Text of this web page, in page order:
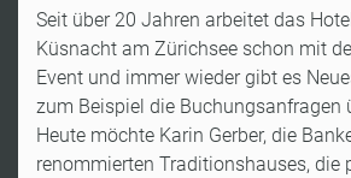
Seit über 20 Jahren arbeitet das
Küsnacht am Zürichsee schon mit
Event und immer wieder gibt es
zum Beispiel die Buchungsanfragen
Heute möchte Karin Gerber, die
renommierten Traditionshauses, die